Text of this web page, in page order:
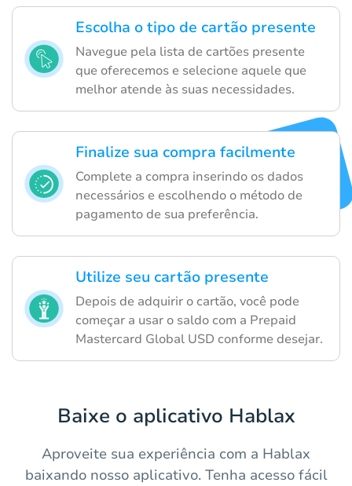
Escolha o tipo de cartão presente
Navegue pela lista de cartões presente
que oferecemos e selecione aquele que
melhor atende às suas necessidades.
Finalize sua compra facilmente
Complete a compra inserindo os dados
necessários e escolhendo o método de
pagamento de sua preferência.
Utilize seu cartão presente
Depois de adquirir o cartão, você pode
começar a usar o saldo com a Prepaid
Mastercard Global USD conforme desejar.
Baixe o aplicativo Hablax
Aproveite sua experiência com a Hablax
baixando nosso aplicativo. Tenha acesso fácil